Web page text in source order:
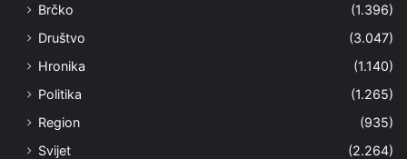
Brčko
(1.396)
Društvo
(3.047)
Hronika
(1.140)
Politika
(1.265)
Region
(935)
Svijet
(2.264)